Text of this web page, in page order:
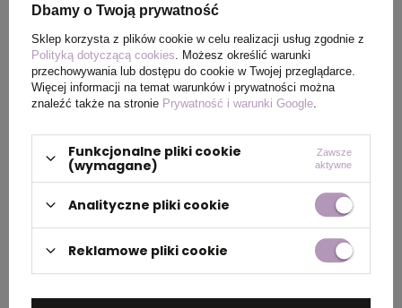
Certyfikat
Rozmiar 320 x 350 x 170 mm
PAKOWANIE
Wymiary
kartonu
zewnętrznego
(m)
0.700x0.410x0.600
Dbamy o Twoją prywatność
Sklep korzysta z plików cookie w celu realizacji usług zgodnie z
Polityką dotyczącą cookies . Możesz określić warunki
przechowywania lub dostępu do cookie w Twojej przeglądarce.
Więcej informacji na temat warunków i prywatności można
znaleźć także na stronie Prywatność i warunki Google
Funkcjonalne pliki cookie
(wymagane)
Zawsze
aktywne
Analityczne pliki cookie
Reklamowe pliki cookie